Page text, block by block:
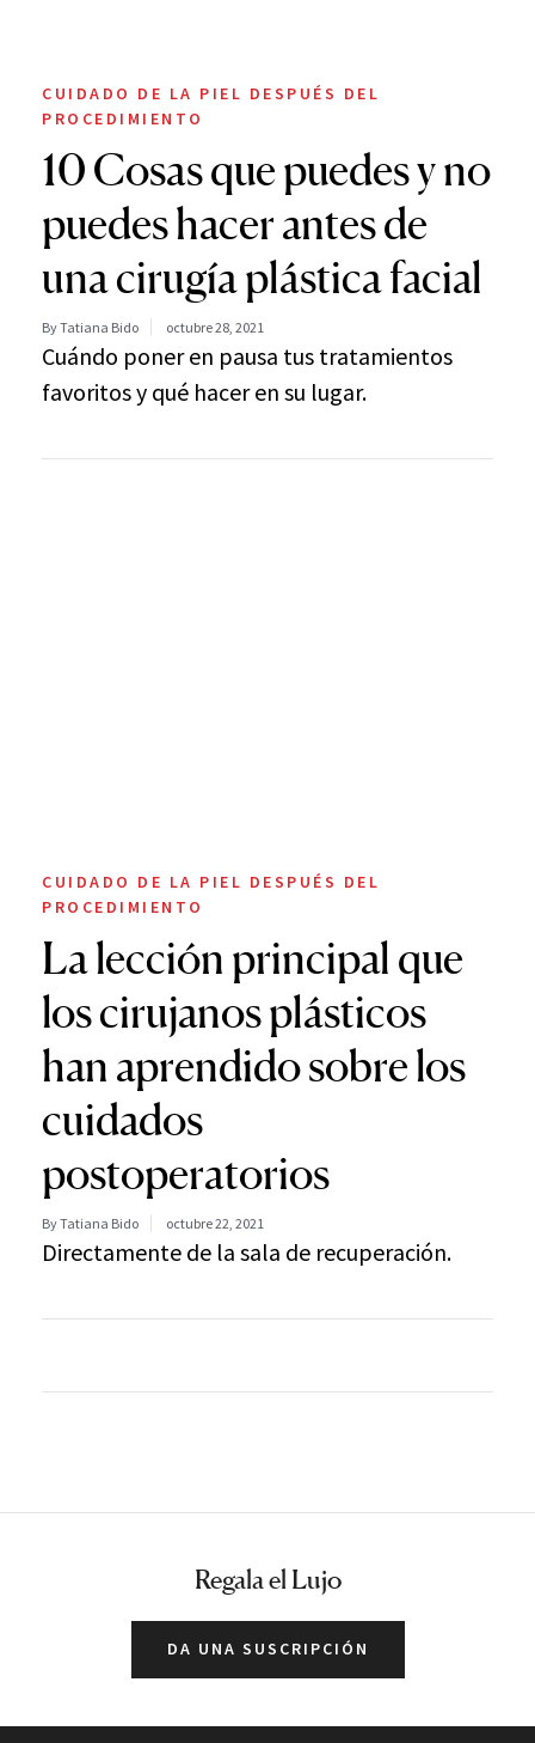
CUIDADO DE LA PIEL DESPUÉS DEL
PROCEDIMIENTO
10 Cosas que puedes y no
puedes hacer antes de
una cirugía plástica facial
By Tatiana Bido octubre 28, 2021
Cuándo poner en pausa tus tratamientos
favoritos y qué hacer en su lugar.
CUIDADO DE LA PIEL DESPUÉS DEL
PROCEDIMIENTO
La lección principal que
los cirujanos plásticos
han aprendido sobre los
cuidados
postoperatorios
By Tatiana Bido octubre 22, 2021
Directamente de la sala de recuperación.
Regala el Lujo
DA UNA SUSCRIPCIÓN